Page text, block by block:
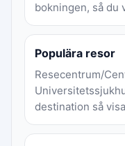
bokningen, så du
Populära resor
Resecentrum/
destination så